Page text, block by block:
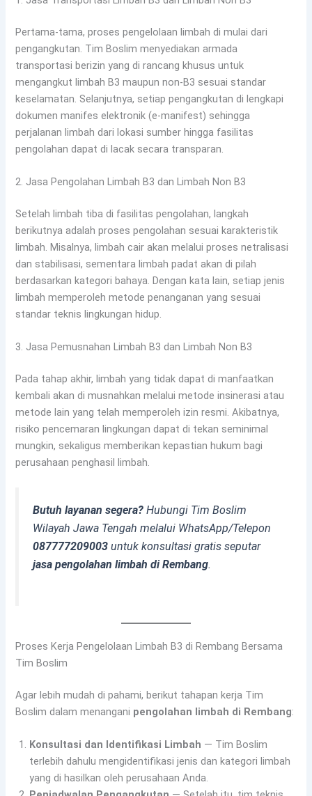
Pertama-tama, proses pengelolaan limbah di mulai dari
pengangkutan. Tim Boslim menyediakan armada
transportasi berizin yang di rancang khusus untuk
mengangkut limbah B3 maupun non-B3 sesuai standar
keselamatan. Selanjutnya, setiap pengangkutan di lengkapi
dokumen manifes elektronik (e-manifest) sehingga
perjalanan limbah dari lokasi sumber hingga fasilitas
pengolahan dapat di lacak secara transparan.
2. Jasa Pengolahan Limbah B3 dan Limbah Non B3
Setelah limbah tiba di fasilitas pengolahan, langkah
berikutnya adalah proses pengolahan sesuai karakteristik
limbah. Misalnya, limbah cair akan melalui proses netralisasi
dan stabilisasi, sementara limbah padat akan di pilah
berdasarkan kategori bahaya. Dengan kata lain, setiap jenis
limbah memperoleh metode penanganan yang sesuai
standar teknis lingkungan hidup.
3. Jasa Pemusnahan Limbah B3 dan Limbah Non B3
Pada tahap akhir, limbah yang tidak dapat di manfaatkan
kembali akan di musnahkan melalui metode insinerasi atau
metode lain yang telah memperoleh izin resmi. Akibatnya,
risiko pencemaran lingkungan dapat di tekan seminimal
mungkin, sekaligus memberikan kepastian hukum bagi
perusahaan penghasil limbah.
Butuh layanan segera? Hubungi Tim Boslim
Wilayah Jawa Tengah melalui WhatsApp/Telepon
087777209003 untuk konsultasi gratis seputar
jasa pengolahan limbah di Rembang.
Proses Kerja Pengelolaan Limbah B3 di Rembang Bersama
Tim Boslim
Agar lebih mudah di pahami, berikut tahapan kerja Tim
Boslim dalam menangani pengolahan limbah di Rembang:
Konsultasi dan Identifikasi Limbah — Tim Boslim
terlebih dahulu mengidentifikasi jenis dan kategori limbah
yang di hasilkan oleh perusahaan Anda.